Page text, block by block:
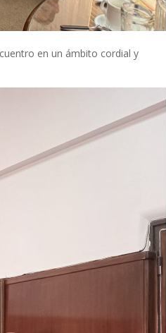
en un ámbito cordial y